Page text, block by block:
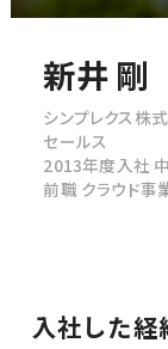
働き方・文
環境・制度
社員紹介
新井 剛
シンプレクス株
セールス
2013年度入社
前職 クラウド事
入社した経